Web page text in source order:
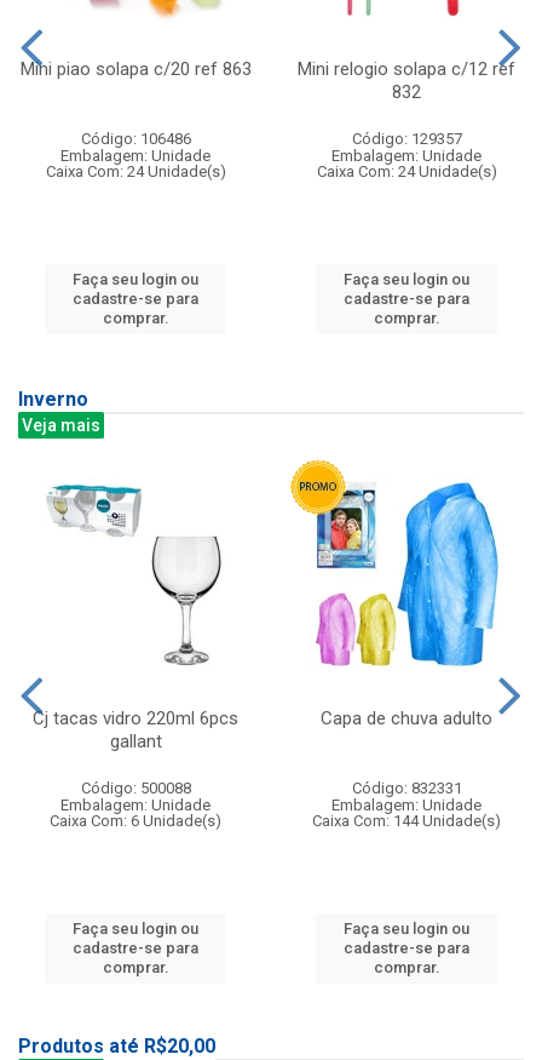
Mini piao solapa c/20 ref 863
Código: 106486
Embalagem: Unidade
Caixa Com: 24 Unidade(s)
Faça seu login ou
cadastre-se para
comprar.
Mini relogio solapa c/12 ref
832
Código: 129357
Embalagem: Unidade
Caixa Com: 24 Unidade(s)
Faça seu login ou
cadastre-se para
comprar.
Inverno
Veja mais
Cj tacas vidro 220ml 6pcs
gallant
Código: 500088
Embalagem: Unidade
Caixa Com: 6 Unidade(s)
Faça seu login ou
cadastre-se para
comprar.
Capa de chuva adulto
Código: 832331
Embalagem: Unidade
Caixa Com: 144 Unidade(s)
Faça seu login ou
cadastre-se para
comprar.
Produtos até R$20,00